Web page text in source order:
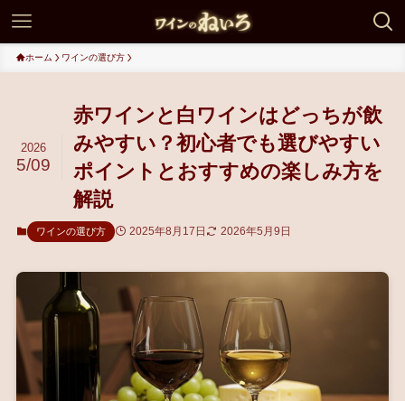
ホーム ワインの選び方
赤ワインと白ワインはどっちが飲
みやすい？初心者でも選びやすい
ポイントとおすすめの楽しみ方を
解説
2026
5/09
ワインの選び方 2025年8月17日 2026年5月9日